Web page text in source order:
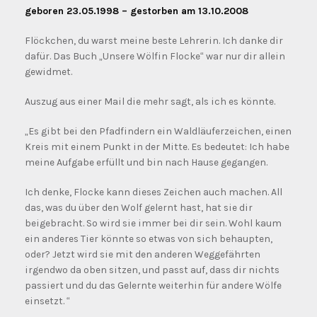
geboren 23.05.1998 – gestorben am 13.10.2008
Flöckchen, du warst meine beste Lehrerin. Ich danke dir
dafür. Das Buch „Unsere Wölfin Flocke“ war nur dir allein
gewidmet.
Auszug aus einer Mail die mehr sagt, als ich es könnte.
„Es gibt bei den Pfadfindern ein Waldläuferzeichen, einen
Kreis mit einem Punkt in der Mitte. Es bedeutet: Ich habe
meine Aufgabe erfüllt und bin nach Hause gegangen.
Ich denke, Flocke kann dieses Zeichen auch machen. All
das, was du über den Wolf gelernt hast, hat sie dir
beigebracht. So wird sie immer bei dir sein. Wohl kaum
ein anderes Tier könnte so etwas von sich behaupten,
oder? Jetzt wird sie mit den anderen Weggefährten
irgendwo da oben sitzen, und passt auf, dass dir nichts
passiert und du das Gelernte weiterhin für andere Wölfe
einsetzt. “